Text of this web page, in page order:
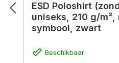
ESD Poloshirt
uniseks, 210 g/m²,
symbool, zwart
Beschikbaar